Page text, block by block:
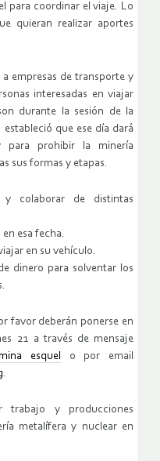
para coordinar el viaje. Lo
quieran realizar aportes
empresas de transporte y
interesadas en viajar
durante la sesión de la
que ese día dará
prohibir la minería
sus formas y etapas.
y colaborar de distintas
esa fecha.
en su vehículo.
dinero para solventar los
favor deberán ponerse en
21 a través de mensaje
esquelo por email
.
y producciones
metalífera y nuclear en